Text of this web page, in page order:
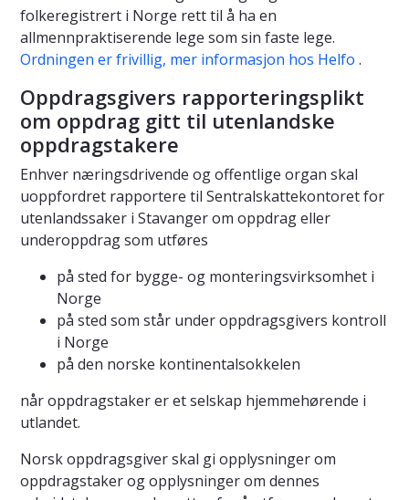
folkeregistrert i Norge rett til å ha en
allmennpraktiserende lege som sin faste lege.
Ordningen er frivillig, mer informasjon hos Helfo .
Oppdragsgivers rapporteringsplikt
om oppdrag gitt til utenlandske
oppdragstakere
Enhver næringsdrivende og offentlige organ skal
uoppfordret rapportere til Sentralskattekontoret for
utenlandssaker i Stavanger om oppdrag eller
underoppdrag som utføres
på sted for bygge- og monteringsvirksomhet i
Norge
på sted som står under oppdragsgivers kontroll
i Norge
på den norske kontinentalsokkelen
når oppdragstaker er et selskap hjemmehørende i
utlandet.
Norsk oppdragsgiver skal gi opplysninger om
oppdragstaker og opplysninger om dennes